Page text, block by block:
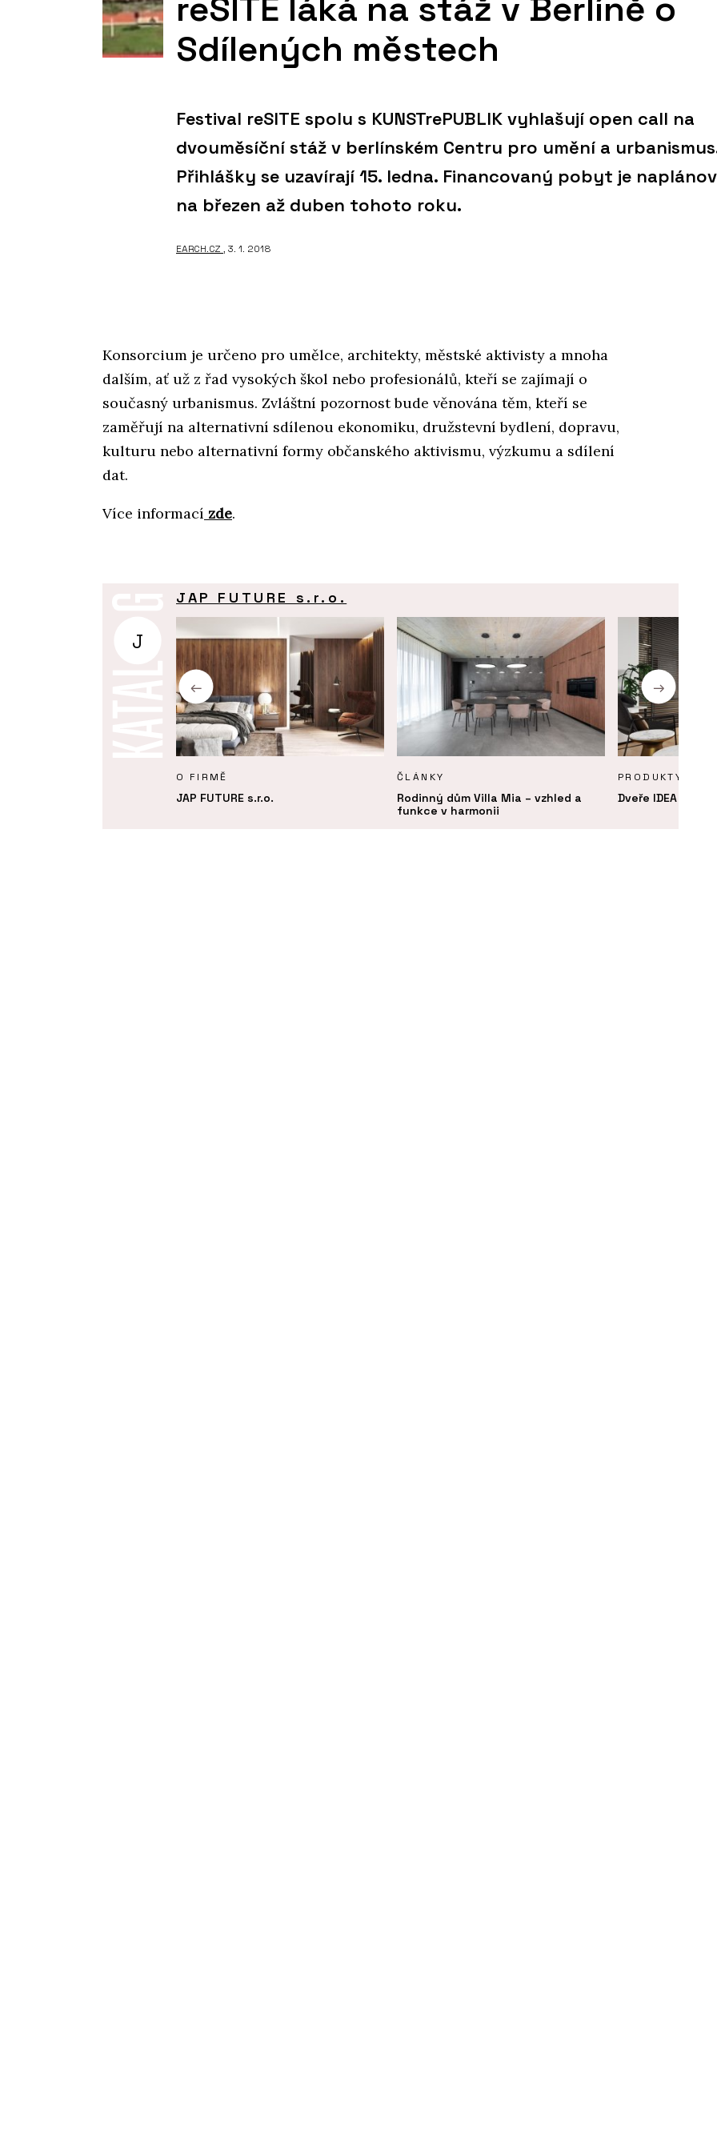
reSITE láká na stáž v Berlíně o
Sdílených městech
Festival reSITE spolu s KUNSTrePUBLIK vyhlašují open call na
dvouměsíční stáž v berlínském Centru pro umění a
Přihlášky se uzavírají 15. ledna. Financovaný pobyt je
na březen až duben tohoto roku.
EARCH.CZ , 3. 1. 2018
Konsorcium je určeno pro umělce, architekty, městské aktivisty a mnoha
dalším, ať už z řad vysokých škol nebo profesionálů, kteří se zajímají o
současný urbanismus. Zvláštní pozornost bude věnována těm, kteří se
zaměřují na alternativní sdílenou ekonomiku, družstevní bydlení, dopravu,
kulturu nebo alternativní formy občanského aktivismu, výzkumu a sdílení
dat.
Více informací zde.
J
JAP FUTURE s.r.o.
O FIRMĚ
JAP FUTURE s.r.o.
ČLÁNKY
Rodinný dům Villa Mia – vzhled a
funkce v harmonii
PRODUKTY
Dveře IDEA DOOR -